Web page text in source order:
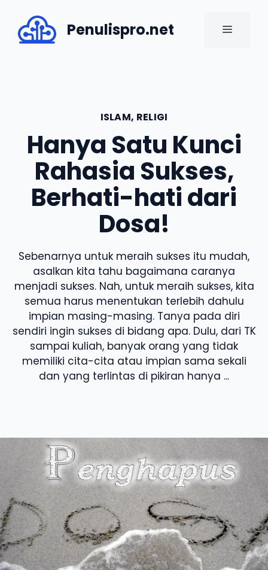
content
Penulispro.net MENU
ISLAM, RELIGI
Hanya Satu Kunci
Rahasia Sukses,
Berhati-hati dari
Dosa!
Sebenarnya untuk meraih sukses itu mudah,
asalkan kita tahu bagaimana caranya
menjadi sukses. Nah, untuk meraih sukses, kita
semua harus menentukan terlebih dahulu
impian masing-masing. Tanya pada diri
sendiri ingin sukses di bidang apa. Dulu, dari TK
sampai kuliah, banyak orang yang tidak
memiliki cita-cita atau impian sama sekali
dan yang terlintas di pikiran hanya ...